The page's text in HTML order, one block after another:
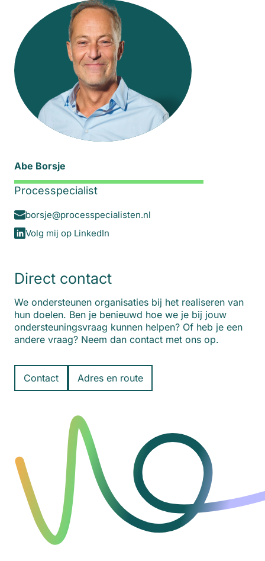
Abe Borsje
Processpecialist
borsje@processpecialisten.nl
Volg mij op LinkedIn
Direct contact
We ondersteunen organisaties bij het realiseren van
hun doelen. Ben je benieuwd hoe we je bij jouw
ondersteuningsvraag kunnen helpen? Of heb je een
andere vraag? Neem dan contact met ons op.
Contact Adres en route